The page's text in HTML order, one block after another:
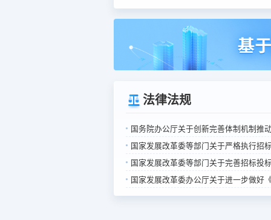
本增效展开座谈讨论。交流中，新钢公司表示自
整合以来，宝华招标江
法律法规
国务院办公厅关于创新完善体制机制推
国家发展改革委等部门关于严格执行招标投标
国家发展改革委等部门关于完善招标投标交
国家发展改革委办公厅关于进一步做好《必须招标的工程项目规